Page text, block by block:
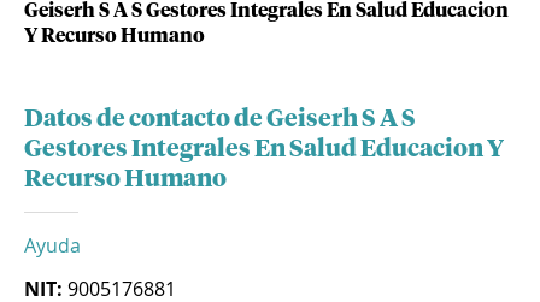
Geiserh S A S Gestores Integrales En Salud Educacion
Y Recurso Humano
Datos de contacto de Geiserh S A S
Gestores Integrales En Salud Educacion Y
Recurso Humano
Ayuda
NIT: 9005176881